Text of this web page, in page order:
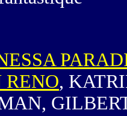
RENO,